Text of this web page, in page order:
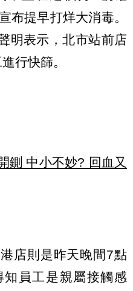
布提早打烊大消毒。
明表示，北市站前店
行快篩。
鍘 中小不妙? 回血又
店則是昨天晚間7點
員工是親屬接觸感